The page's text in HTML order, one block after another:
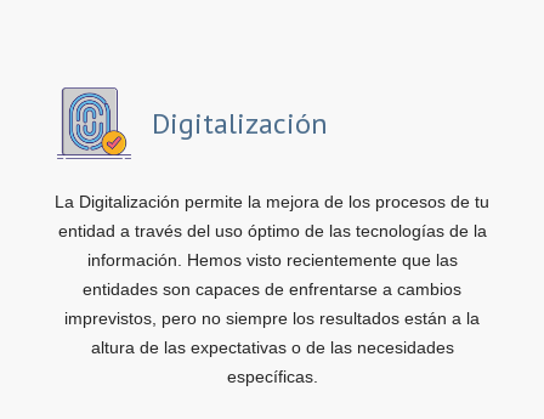
Digitalización
La Digitalización permite la mejora de los procesos de tu
entidad a través del uso óptimo de las tecnologías de la
información. Hemos visto recientemente que las
entidades son capaces de enfrentarse a cambios
imprevistos, pero no siempre los resultados están a la
altura de las expectativas o de las necesidades
específicas.